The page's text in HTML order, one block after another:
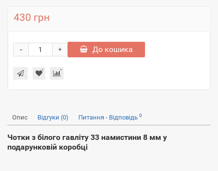
430 грн
+
- До кошика
Опис Відгуки (0) Питання - Відповідь 0
Чотки з білого гавліту 33 намистини 8 мм у
подарунковій коробці